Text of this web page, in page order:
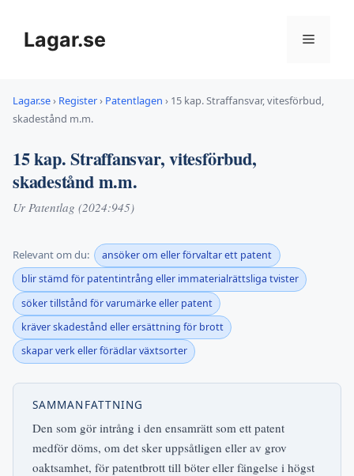
innehållLagar.se Meny
Lagar.se› Register› Patentlagen › 15 kap. Straffansvar, vitesförbud,
skadestånd m.m.
15 kap. Straffansvar, vitesförbud,
skadestånd m.m.
Ur Patentlag (2024:945)
Relevant om du:
ansöker om eller förvaltar ett patent
blir stämd för patentintrång eller immaterialrättsliga tvister
söker tillstånd för varumärke eller patent
kräver skadestånd eller ersättning för brott
skapar verk eller förädlar växtsorter
SAMMANFATTNING
Den som gör intrång i den ensamrätt som ett patent
medför döms, om det sker uppsåtligen eller av grov
oaktsamhet, för patentbrott till böter eller fängelse i högst